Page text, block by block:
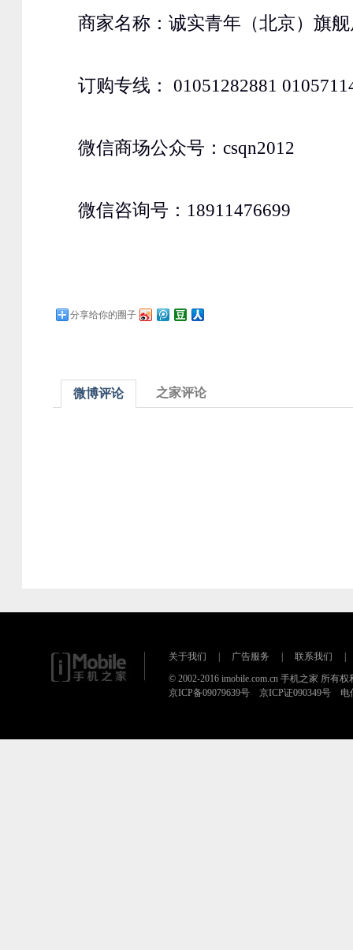
商家名称：诚实青年（北京）旗
订购专线： 01051282881
微信商场公众号：csqn2012
微信咨询号：18911476699
分享给你的圈子
微博评论 之家评论
关于我们 广告服务 联系我们
© 2002-2016 imobile.com.cn 手机之家 所有权
京ICP备09079639号 京ICP证090349号 电